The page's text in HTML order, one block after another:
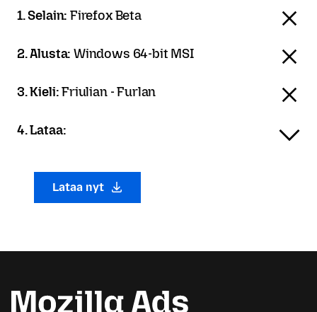
1. Selain:Firefox Beta
2. Alusta:Windows 64-bit MSI
3. Kieli:Friulian - Furlan
4. Lataa:
Lataa nyt